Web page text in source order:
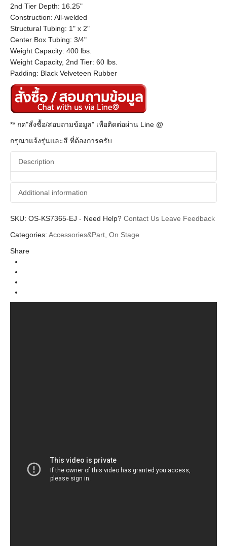
2nd Tier Depth: 16.25"
Construction: All-welded
Structural Tubing: 1" x 2"
Center Box Tubing: 3/4"
Weight Capacity: 400 lbs.
Weight Capacity, 2nd Tier: 60 lbs.
Padding: Black Velveteen Rubber
** กด"สั่งซื้อ/สอบถามข้อมูล" เพื่อติดต่อผ่าน Line @
กรุณาแจ้งรุ่นและสี ที่ต้องการครับ
Description
Additional information
Additional information
Brands On Stage
SKU: OS-KS7365-EJ - Need Help? Contact Us Leave Feedback
Categories: Accessories&Part, On Stage
Share